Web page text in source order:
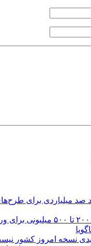
صد میلیاردی برای
تعیین پاداش ۲۰۰ تا ۵۰۰
نسخه امروز کشور